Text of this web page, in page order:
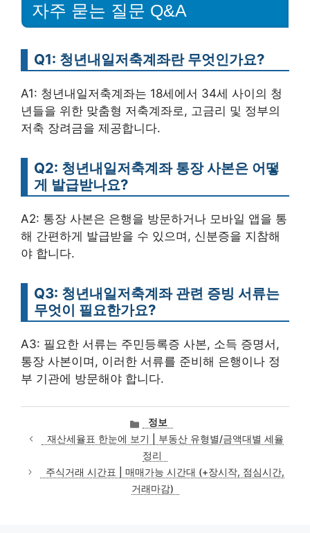
자주 묻는 질문 Q&A
Q1: 청년내일저축계좌란 무엇인가요?
A1: 청년내일저축계좌는 18세에서 34세 사이의 청
년들을 위한 맞춤형 저축계좌로, 고금리 및 정부의
저축 장려금을 제공합니다.
Q2: 청년내일저축계좌 통장 사본은 어떻
게 발급받나요?
A2: 통장 사본은 은행을 방문하거나 모바일 앱을 통
해 간편하게 발급받을 수 있으며, 신분증을 지참해
야 합니다.
Q3: 청년내일저축계좌 관련 증빙 서류는
무엇이 필요한가요?
A3: 필요한 서류는 주민등록증 사본, 소득 증명서,
통장 사본이며, 이러한 서류를 준비해 은행이나 정
부 기관에 방문해야 합니다.
카
테
고
리
정보
재산세율표 한눈에 보기 | 부동산 유형별/금액대별 세율
정리
주식거래 시간표 | 매매가능 시간대 (+장시작, 점심시간,
거래마감)